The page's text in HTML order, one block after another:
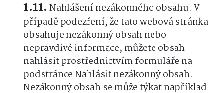
Nahlášení nezákonného obsahu. V
případě podezření, že tato webová stránka
obsahuje nezákonný obsah nebo
nepravdivé informace, můžete obsah
nahlásit prostřednictvím formuláře na
podstránce Nahlásit nezákonný obsah.
Nezákonný obsah se může týkat například